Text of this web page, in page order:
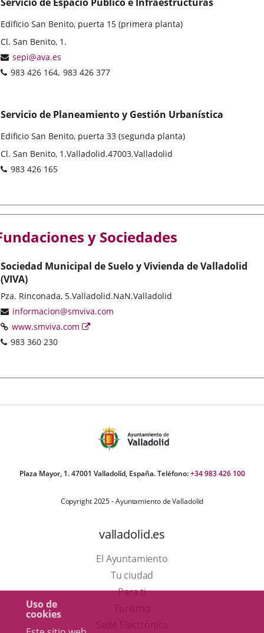
Uso de
cookies
Edificio San Benito, puerta 15 (primera planta)
Dirección
postal
Cl. San Benito, 1.
Dirección
de
sepi@ava.es
Teléfonos
983 426 164 983 426 377
Servicio de Planeamiento y Gestión Urbanística
Edificio San Benito, puerta 33 (segunda planta)
Dirección
postal
Cl. San Benito, 1.Valladolid.47003.Valladolid
Teléfonos
983 426 165
y Sociedades
Sociedad Municipal de Suelo y Vivienda de Valladolid
(VIVA)
Dirección
postal
Pza. Rinconada, 5.Valladolid.NaN.Valladolid
Dirección
electrónico
informacion@smviva.com
Página
Web
www.smviva.com
Enlace
Teléfonos
983 360 230
Plaza Mayor, 1. 47001 Valladolid, España. Teléfono:+34 983 426 100
Copyright 2025 - Ayuntamiento de Valladolid
valladolid.es
El Ayuntamiento
Tu ciudad
Para ti